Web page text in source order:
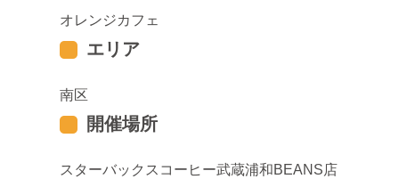
オレンジカフェ
エリア
南区
開催場所
スターバックスコーヒー武蔵浦和BEANS店